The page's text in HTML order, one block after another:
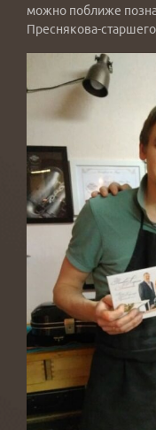
можно поближе
Преснякова-